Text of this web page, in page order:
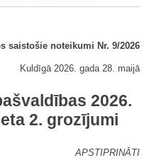
saistošie noteikumi Nr. 9/2026
Kuldīgā 2026. gada 28. maijā
2026.
2. grozījumi
APSTIPRINĀTI